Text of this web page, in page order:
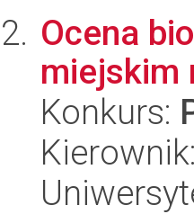
Ocena
miejskim
Konkurs: